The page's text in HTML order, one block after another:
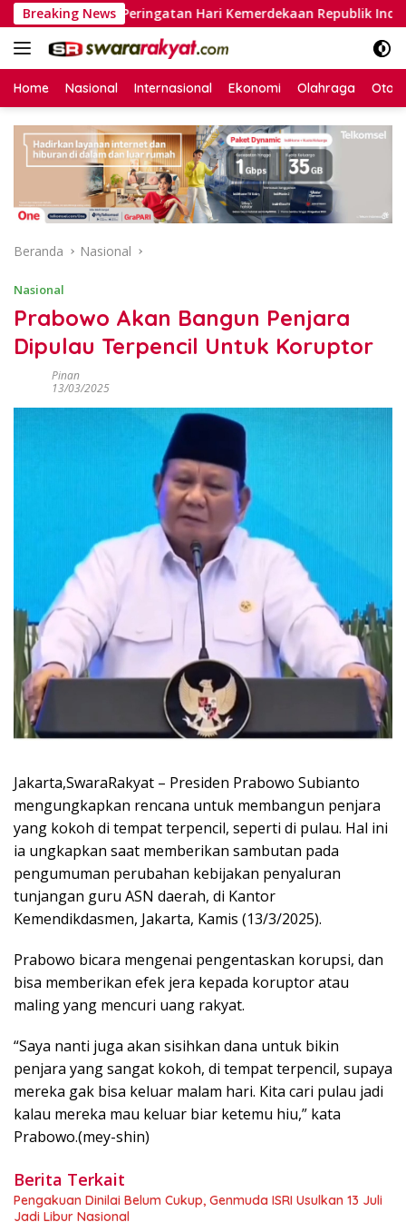
Langsung
ke
konten
Breaking News
Peringatan Hari Kemerdekaan Republik Indonesia)
Home Nasional Internasional Ekonomi Olahraga
Beranda Nasional
Nasional
Prabowo Akan Bangun Penjara
Dipulau Terpencil Untuk Koruptor
Pinan
13/03/2025
Jakarta,SwaraRakyat – Presiden Prabowo Subianto
mengungkapkan rencana untuk membangun penjara
yang kokoh di tempat terpencil, seperti di pulau. Hal ini
ia ungkapkan saat memberikan sambutan pada
pengumuman perubahan kebijakan penyaluran
tunjangan guru ASN daerah, di Kantor
Kemendikdasmen, Jakarta, Kamis (13/3/2025).
Prabowo bicara mengenai pengentaskan korupsi, dan
bisa memberikan efek jera kepada koruptor atau
maling yang mencuri uang rakyat.
“Saya nanti juga akan sisihkan dana untuk bikin
penjara yang sangat kokoh, di tempat terpencil, supaya
mereka gak bisa keluar malam hari. Kita cari pulau jadi
kalau mereka mau keluar biar ketemu hiu,” kata
Prabowo.(mey-shin)
Berita Terkait
Pengakuan Dinilai Belum Cukup, Genmuda ISRI Usulkan 13 Juli
Jadi Libur Nasional